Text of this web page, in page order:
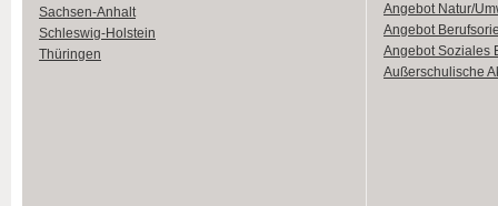
Sachsen-Anhalt
Schleswig-Holstein
Thüringen
Angebot Natur/
Angebot
Angebot Soziales
Außerschulische